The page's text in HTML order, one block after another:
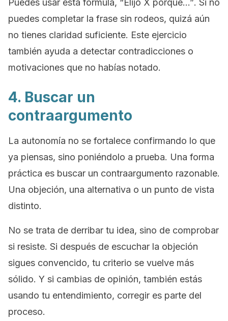
Puedes usar esta fórmula, “Elijo X porque…”. Si no
puedes completar la frase sin rodeos, quizá aún
no tienes claridad suficiente. Este ejercicio
también ayuda a detectar contradicciones o
motivaciones que no habías notado.
4. Buscar un
contraargumento
La autonomía no se fortalece confirmando lo que
ya piensas, sino poniéndolo a prueba. Una forma
práctica es buscar un contraargumento razonable.
Una objeción, una alternativa o un punto de vista
distinto.
No se trata de derribar tu idea, sino de comprobar
si resiste. Si después de escuchar la objeción
sigues convencido, tu criterio se vuelve más
sólido. Y si cambias de opinión, también estás
usando tu entendimiento, corregir es parte del
proceso.